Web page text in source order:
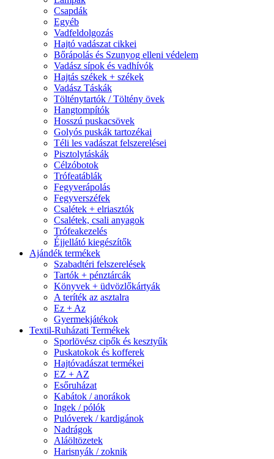
Csapdák
Egyéb
Vadfeldolgozás
Hajtó vadászat cikkei
Bőrápolás és Szunyog elleni védelem
Vadász sípok és vadhívók
Hajtás székek + székek
Vadász Táskák
Tölténytartók / Töltény övek
Hangtompítók
Hosszú puskacsövek
Golyós puskák tartozékai
Téli les vadászat felszerelései
Pisztolytáskák
Célzóbotok
Trófeatáblák
Fegyverápolás
Fegyverszéfek
Csalétek + elriasztók
Csalétek, csali anyagok
Trófeakezelés
Éjjellátó kiegészítők
Ajándék termékek
Szabadtéri felszerelések
Tartók + pénztárcák
Könyvek + üdvözlőkártyák
A teríték az asztalra
Ez + Az
Gyermekjátékok
Textil-Ruházati Termékek
Sporlövész cipők és kesztyűk
Puskatokok és kofferek
Hajtóvadászat termékei
EZ + AZ
Esőruházat
Kabátok / anorákok
Ingek / pólók
Pulóverek / kardigánok
Nadrágok
Aláöltözetek
Harisnyák / zoknik